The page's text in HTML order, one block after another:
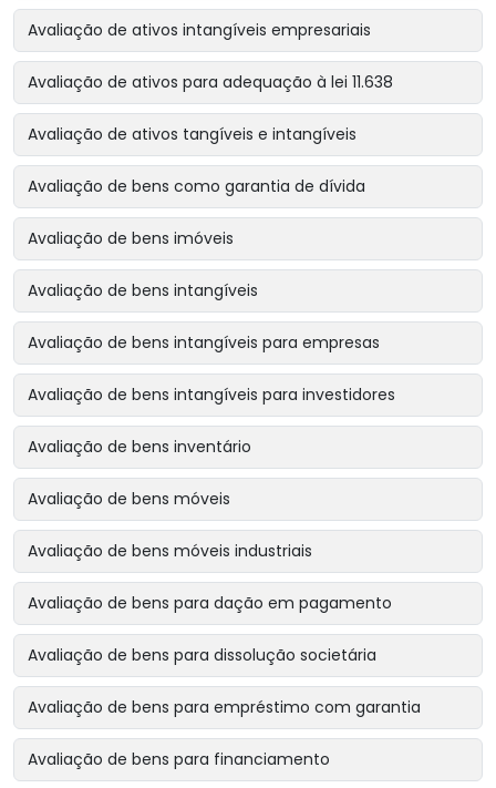
Avaliação de ativos intangíveis empresariais
Avaliação de ativos para adequação à lei 11.638
Avaliação de ativos tangíveis e intangíveis
Avaliação de bens como garantia de dívida
Avaliação de bens imóveis
Avaliação de bens intangíveis
Avaliação de bens intangíveis para empresas
Avaliação de bens intangíveis para investidores
Avaliação de bens inventário
Avaliação de bens móveis
Avaliação de bens móveis industriais
Avaliação de bens para dação em pagamento
Avaliação de bens para dissolução societária
Avaliação de bens para empréstimo com garantia
Avaliação de bens para financiamento